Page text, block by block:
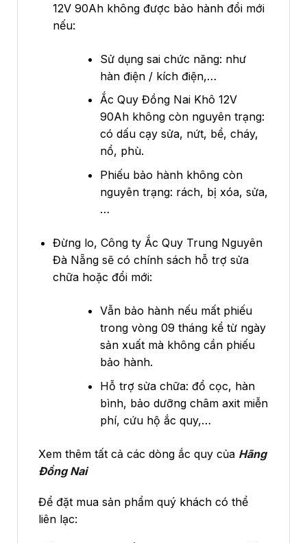
12V 90Ah không được bảo hành đổi mới
nếu:
Sử dụng sai chức năng: như
hàn điện / kích điện,…
Ắc Quy Đồng Nai Khô 12V
90Ah không còn nguyên trạng:
có dấu cạy sửa, nứt, bể, cháy,
nổ, phù.
Phiếu bảo hành không còn
nguyên trạng: rách, bị xóa, sửa,
…
Đừng lo, Công ty Ắc Quy Trung Nguyên
Đà Nẵng sẽ có chính sách hỗ trợ sửa
chữa hoặc đổi mới:
Vẫn bảo hành nếu mất phiếu
trong vòng 09 tháng kể từ ngày
sản xuất mà không cần phiếu
bảo hành.
Hỗ trợ sửa chữa: đổ cọc, hàn
bình, bảo dưỡng châm axit miễn
phí, cứu hộ ắc quy,…
Xem thêm tất cả các dòng ắc quy của Hãng
Đồng Nai
Để đặt mua sản phẩm quý khách có thể
liên lạc: